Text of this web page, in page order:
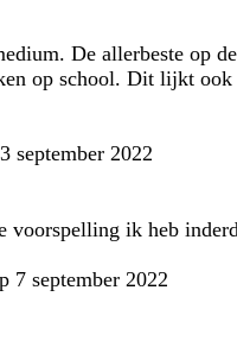
De allerbeste op
op school. Dit lijkt
september 2022
voorspelling ik heb
7 september 2022